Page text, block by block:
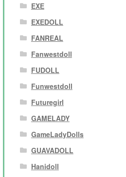
EXE
EXEDOLL
FANREAL
Fanwestdoll
FUDOLL
Funwestdoll
Futuregirl
GAMELADY
GameLadyDolls
GUAVADOLL
Hanidoll